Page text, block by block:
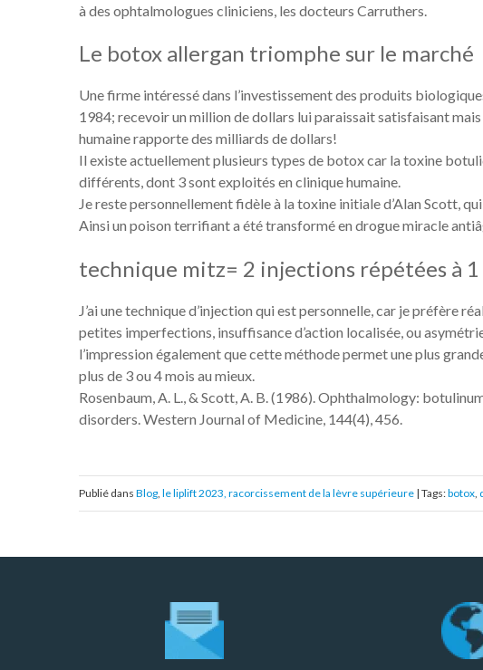
à des ophtalmologues cliniciens, les docteurs Carruthers.
Le botox allergan triomphe sur le marché
Une firme intéressé dans l’investissement des produits
1984; recevoir un million de dollars lui paraissait satisfaisant
humaine rapporte des milliards de dollars!
Il existe actuellement plusieurs types de botox car la toxine
différents, dont 3 sont exploités en clinique humaine.
Je reste personnellement fidèle à la toxine initiale d’Alan Scott,
Ainsi un poison terrifiant a été transformé en drogue miracle
technique mitz= 2 injections répétées à 1
J’ai une technique d’injection qui est personnelle, car je préfère
petites imperfections, insuffisance d’action localisée, ou
l’impression également que cette méthode permet une plus
plus de 3 ou 4 mois au mieux.
Rosenbaum, A. L., & Scott, A. B. (1986). Ophthalmology:
disorders. Western Journal of Medicine, 144(4), 456.
Publié dans Blog le liplift 2023, racorcissement de la lèvre supérieure | Tags:botox